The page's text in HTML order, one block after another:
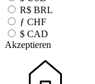
R$ BRL
ƒ CHF
$ CAD
Akzeptieren